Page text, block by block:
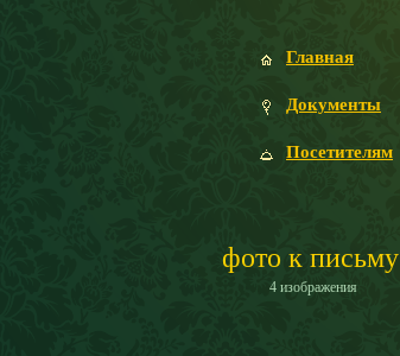
Главная
Документы
Посетителям
фото к письму
4 изображения